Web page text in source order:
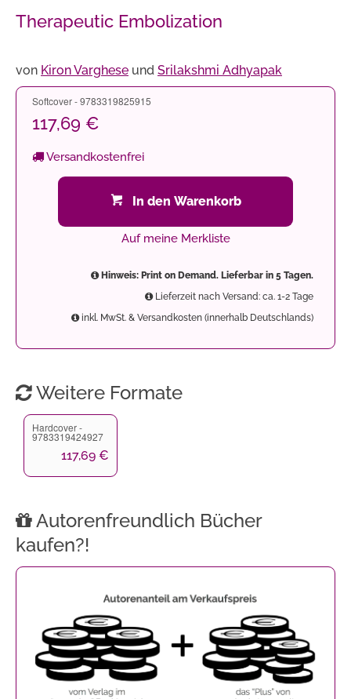
Therapeutic Embolization
von Kiron Varghese und Srilakshmi Adhyapak
Softcover - 9783319825915
117,69 €
Versandkostenfrei
In den Warenkorb
Auf meine Merkliste
Hinweis: Print on Demand. Lieferbar in 5 Tagen.
Lieferzeit nach Versand: ca. 1-2 Tage
inkl. MwSt. & Versandkosten (innerhalb Deutschlands)
Weitere Formate
Hardcover -
9783319424927
117,69 €
Autorenfreundlich Bücher
kaufen?!